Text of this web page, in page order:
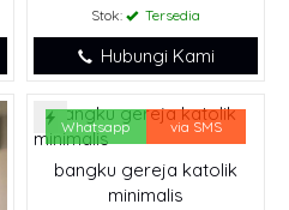
Stok: Tersedia
Hubungi Kami
Whatsapp via SMS
bangku gereja katolik
minimalis